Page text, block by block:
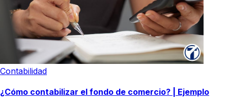
Contabilidad
¿Cómo contabilizar el fondo de comercio? | Ejemplo